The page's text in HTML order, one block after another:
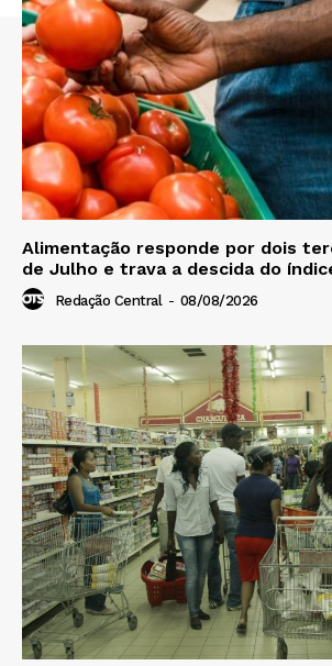
Alimentação responde por dois
de Julho e trava a descida do
Redação Central - 08/08/2026